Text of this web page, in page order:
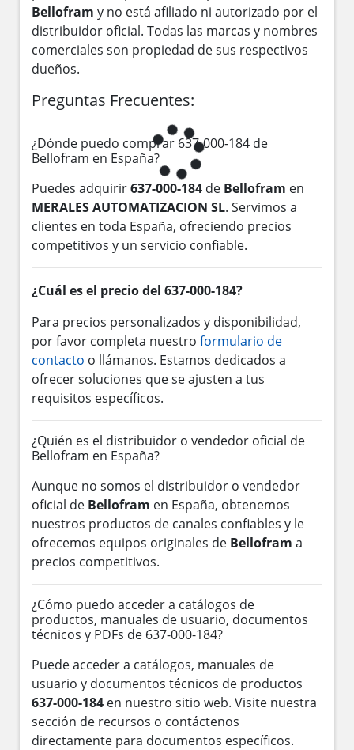
Bellofram y no está afiliado ni autorizado por el
distribuidor oficial. Todas las marcas y nombres
comerciales son propiedad de sus respectivos
dueños.
Preguntas Frecuentes:
¿Dónde puedo comprar 637-000-184 de
Bellofram en España?
Puedes adquirir637-000-184 de Bellofram en
MERALES AUTOMATIZACION SL. Servimos a
clientes en toda España, ofreciendo precios
competitivos y un servicio confiable.
¿Cuál es el precio del 637-000-184?
Para precios personalizados y disponibilidad,
por favor completa nuestro formulario de
contacto o llámanos. Estamos dedicados a
ofrecer soluciones que se ajusten a tus
requisitos específicos.
¿Quién es el distribuidor o vendedor oficial de
Bellofram en España?
Aunque no somos el distribuidor o vendedor
oficial de Bellofram en España, obtenemos
nuestros productos de canales confiables y le
ofrecemos equipos originales de Bellofram a
precios competitivos.
¿Cómo puedo acceder a catálogos de
productos, manuales de usuario, documentos
técnicos y PDFs de 637-000-184?
Puede acceder a catálogos, manuales de
usuario y documentos técnicos de productos
637-000-184 en nuestro sitio web. Visite nuestra
sección de recursos o contáctenos
directamente para documentos específicos.